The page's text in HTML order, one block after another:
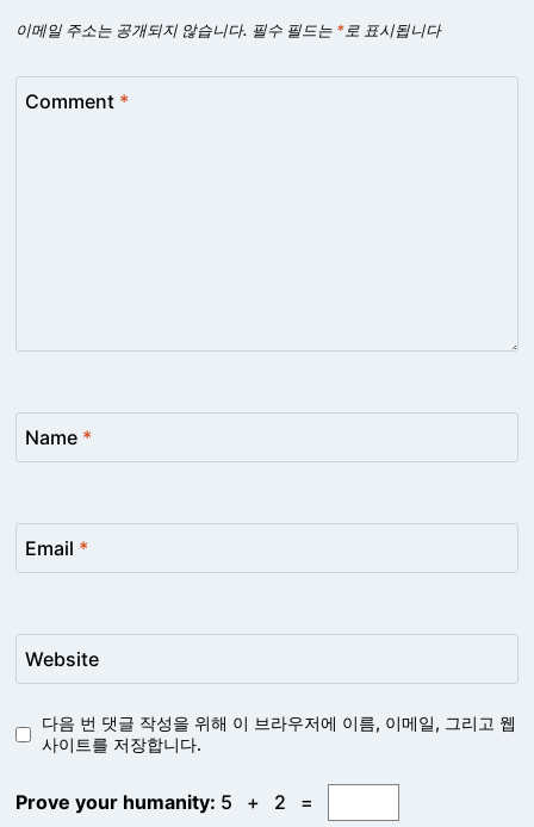
이메일 주소는 공개되지 않습니다. 필수 필드는 *로 표시됩니다
Comment *
Name *
Email *
Website
다음 번 댓글 작성을 위해 이 브라우저에 이름, 이메일, 그리고 웹
사이트를 저장합니다.
Prove your humanity: 5 + 2 =